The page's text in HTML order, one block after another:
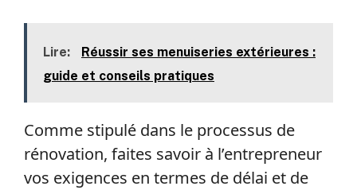
Lire:
Réussir ses menuiseries extérieures :
guide et conseils pratiques
Comme stipulé dans le processus de
rénovation, faites savoir à l’entrepreneur
vos exigences en termes de délai et de